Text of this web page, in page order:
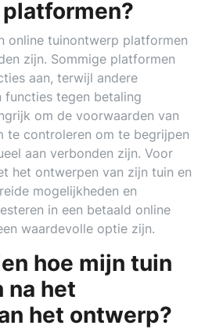
online tuinontwerp platformen
zijn. Sommige platformen
aan, terwijl andere
functies tegen betaling
om de voorwaarden van
te controleren om te begrijpen
aan verbonden zijn. Voor
het ontwerpen van zijn tuin en
mogelijkheden en
in een betaald online
waardevolle optie zijn.
hoe mijn tuin
na het
het ontwerp?